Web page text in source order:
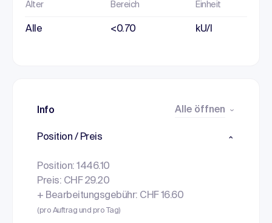
Alter Bereich Einheit
Alle <0.70 kU/l
Info Alle öffnen
Position / Preis
Position: 1446.10
Preis: CHF 29.20
+ Bearbeitungsgebühr: CHF 16.60
(pro Auftrag und pro Tag)